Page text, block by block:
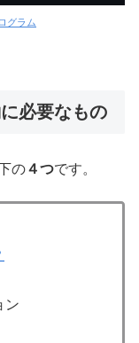
グラム
必要なもの
の４つです。
ン